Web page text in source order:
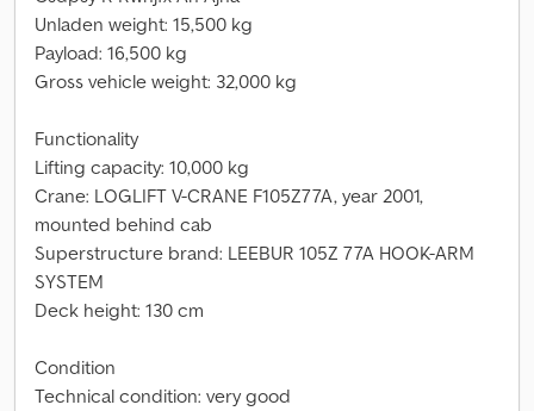
Unladen weight: 15,500 kg
Payload: 16,500 kg
Gross vehicle weight: 32,000 kg
Functionality
Lifting capacity: 10,000 kg
Crane: LOGLIFT V-CRANE F105Z77A, year 2001,
mounted behind cab
Superstructure brand: LEEBUR 105Z 77A HOOK-ARM
SYSTEM
Deck height: 130 cm
Condition
Technical condition: very good